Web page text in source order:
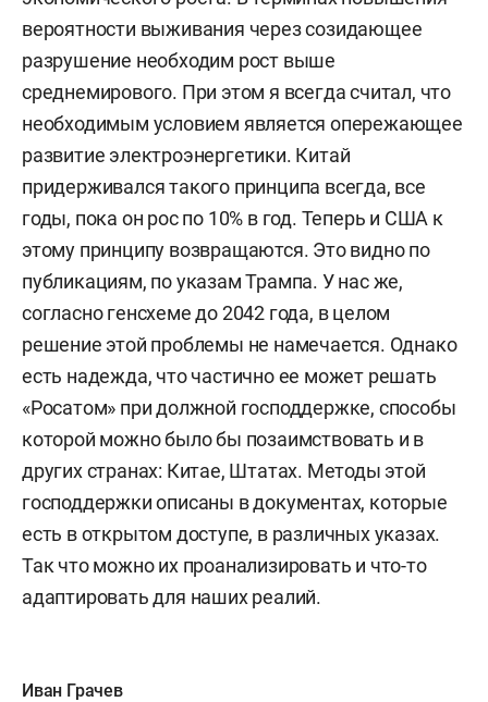
вероятности выживания через созидающее
разрушение необходим рост выше
среднемирового. При этом я всегда считал, что
необходимым условием является опережающее
развитие электроэнергетики. Китай
придерживался такого принципа всегда, все
годы, пока он рос по 10% в год. Теперь и США к
этому принципу возвращаются. Это видно по
публикациям, по указам Трампа. У нас же,
согласно генсхеме до 2042 года, в целом
решение этой проблемы не намечается. Однако
есть надежда, что частично ее может решать
«Росатом» при должной господдержке, способы
которой можно было бы позаимствовать и в
других странах: Китае, Штатах. Методы этой
господдержки описаны в документах, которые
есть в открытом доступе, в различных указах.
Так что можно их проанализировать и что-то
адаптировать для наших реалий.
Иван Грачев